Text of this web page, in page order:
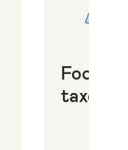
Focus
taxes